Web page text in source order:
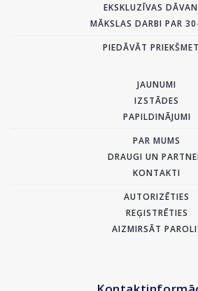
EKSKLUZĪVAS
MĀKSLAS DARBI PAR
PIEDĀVĀT
JAUNUMI
IZSTĀDES
PAPILDINĀJUMI
PAR MUMS
DRAUGI UN
KONTAKTI
AUTORIZĒTIES
REĢISTRĒTIES
AIZMIRSĀT